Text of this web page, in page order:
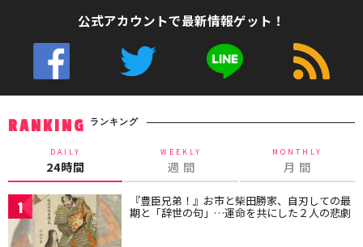
公式アカウントで最新情報ゲット！
RANKING ランキング
DAILY
24時間
WEEKLY
週 間
MONTHLY
月 間
1 『豊臣兄弟！』お市と柴田勝家、自刃しての最
期と「辞世の句」…運命を共にした２人の悲劇